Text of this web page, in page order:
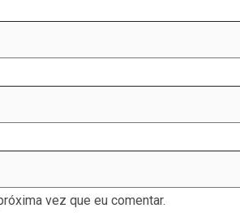
vez que eu comentar.